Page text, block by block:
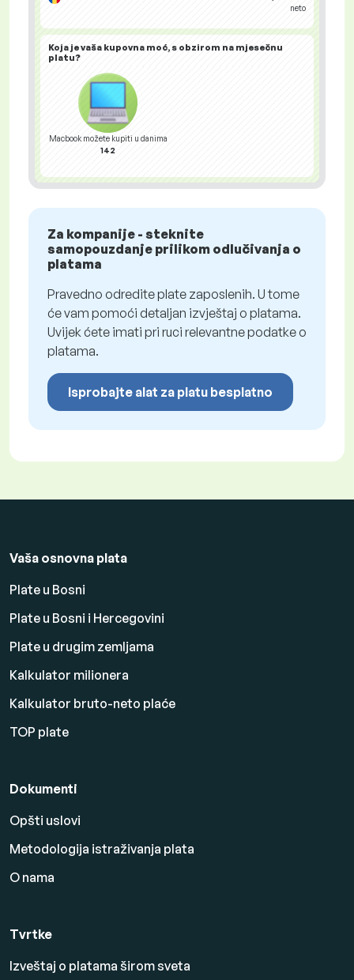
neto
Koja je vaša kupovna moć, s obzirom na mjesečnu
platu?
Macbook možete kupiti u danima
142
Za kompanije - steknite
samopouzdanje prilikom odlučivanja o
platama
Pravedno odredite plate zaposlenih. U tome
će vam pomoći detaljan izvještaj o platama.
Uvijek ćete imati pri ruci relevantne podatke o
platama.
Isprobajte alat za platu besplatno
Vaša osnovna plata
Plate u Bosni
Plate u Bosni i Hercegovini
Plate u drugim zemljama
Kalkulator milionera
Kalkulator bruto-neto plaće
TOP plate
Dokumenti
Opšti uslovi
Metodologija istraživanja plata
O nama
Tvrtke
Izveštaj o platama širom sveta